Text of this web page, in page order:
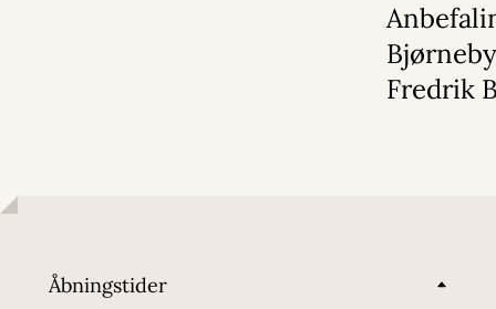
Fredrik
Åbningstider